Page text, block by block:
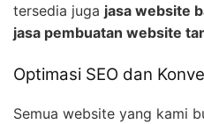
tersedia juga jasa website
jasa pembuatan website
Optimasi SEO dan
Semua website yang kami